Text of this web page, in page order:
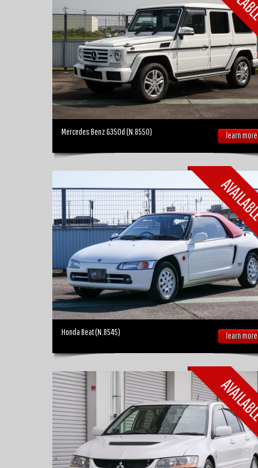
Mercedes Benz G350d (N.8550) learn more
Honda Beat (N.8545) learn more